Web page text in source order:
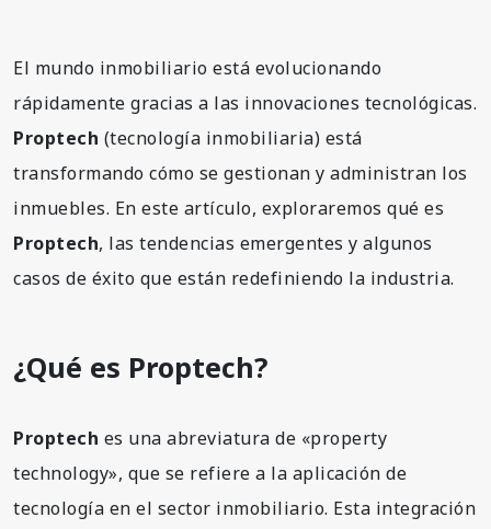
El mundo inmobiliario está evolucionando
rápidamente gracias a las innovaciones tecnológicas.
Proptech (tecnología inmobiliaria) está
transformando cómo se gestionan y administran los
inmuebles. En este artículo, exploraremos qué es
Proptech, las tendencias emergentes y algunos
casos de éxito que están redefiniendo la industria.
¿Qué es Proptech?
Proptech es una abreviatura de «property
technology», que se refiere a la aplicación de
tecnología en el sector inmobiliario. Esta integración